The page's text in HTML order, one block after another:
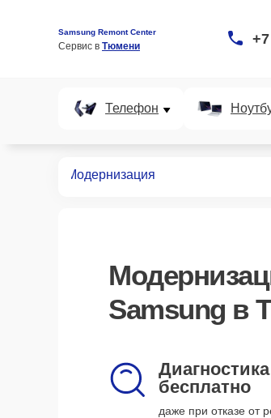
Samsung Remont Center
Сервис в Тюмени
Телефон
Модернизация
Samsung в
Диагностика
бесплатно
даже при отказе от